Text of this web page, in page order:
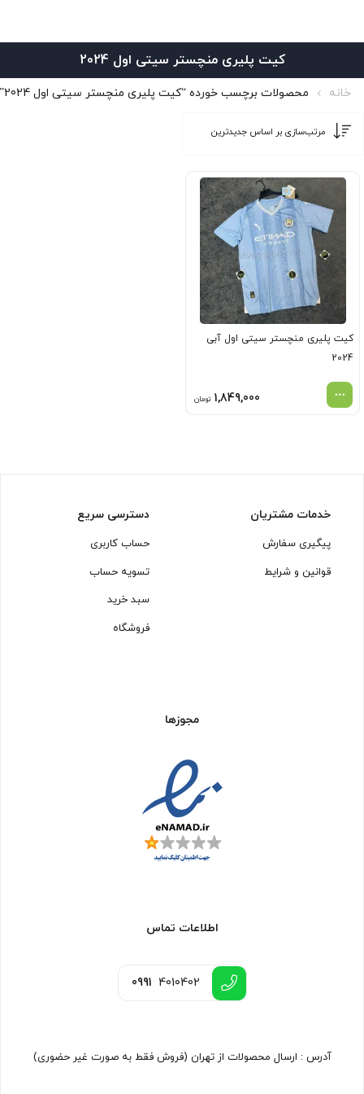
کیت پلیری منچستر سیتی اول 2024
خانه محصولات برچسب خورده “کیت پلیری منچستر سیتی اول 2024”
کیت پلیری منچستر سیتی اول آبی
2024
1,849,000 تومان
خدمات مشتریان
پیگیری سفارش
قوانین و شرایط
دسترسی سریع
حساب کاربری
تسویه حساب
سبد خرید
فروشگاه
مجوزها
اطلاعات تماس
0991 4010402
آدرس : ارسال محصولات از تهران (فروش فقط به صورت غیر حضوری)